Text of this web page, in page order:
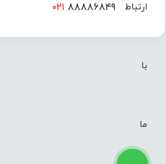
ارتباط
با
ما
۰۲۱ ۸۸۸۸۶۸۴۹